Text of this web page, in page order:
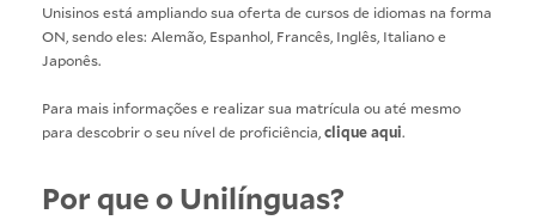
Unisinos está ampliando sua oferta de cursos de idiomas na forma
ON, sendo eles: Alemão, Espanhol, Francês, Inglês, Italiano e
Japonês.
Para mais informações e realizar sua matrícula ou até mesmo
para descobrir o seu nível de proficiência, clique aqui.
Por que o Unilínguas?